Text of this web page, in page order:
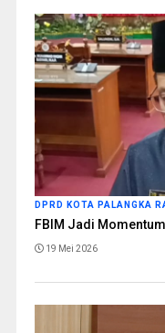
DPRD KOTA PALANGKA
FBIM Jadi
19 Mei 2026